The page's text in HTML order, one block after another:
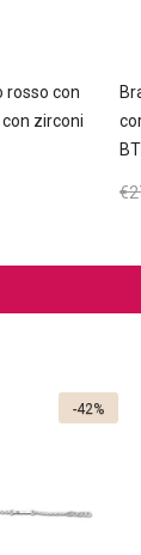
rosso con
zirconi
€
-42%